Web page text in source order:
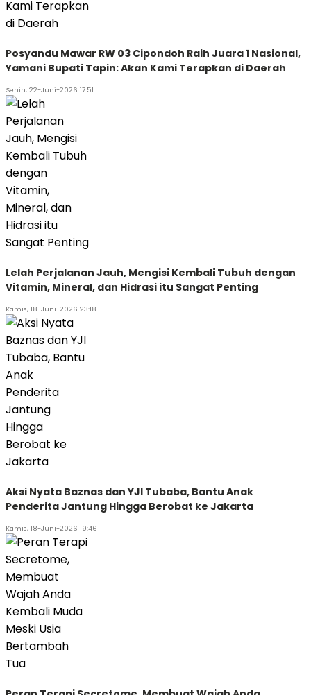
Posyandu Mawar RW 03 Cipondoh Raih Juara 1 Nasional,
Yamani Bupati Tapin: Akan Kami Terapkan di Daerah
Senin, 22-Juni-2026 17:51
Lelah Perjalanan Jauh, Mengisi Kembali Tubuh dengan
Vitamin, Mineral, dan Hidrasi itu Sangat Penting
Kamis, 18-Juni-2026 23:18
Aksi Nyata Baznas dan YJI Tubaba, Bantu Anak
Penderita Jantung Hingga Berobat ke Jakarta
Kamis, 18-Juni-2026 19:46